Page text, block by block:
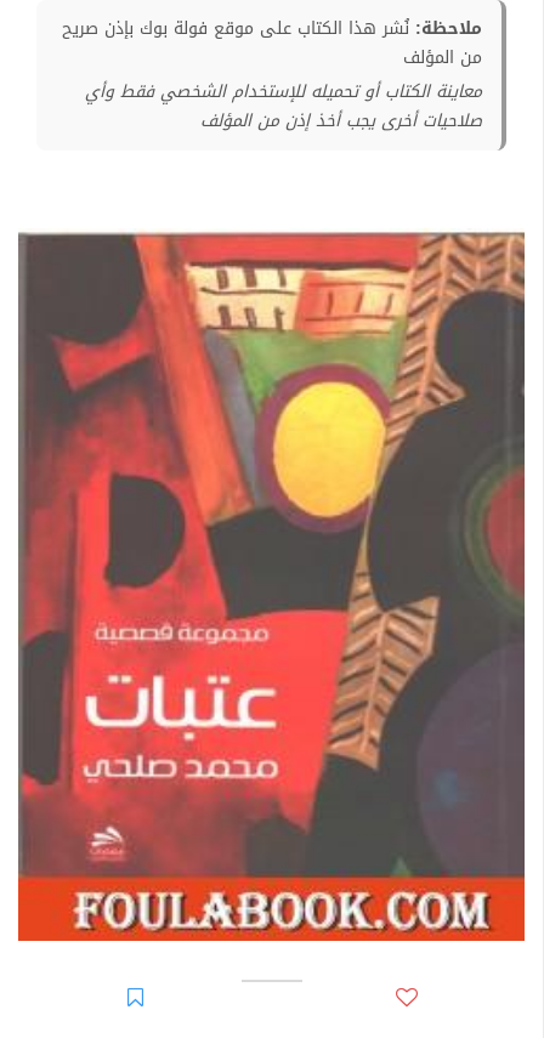
ملاحظة: نُشر هذا الكتاب على موقع فولة بوك بإذن صريح
من المؤلف
معاينة الكتاب أو تحميله للإستخدام الشخصي فقط وأي
صلاحيات أخرى يجب أخذ إذن من المؤلف